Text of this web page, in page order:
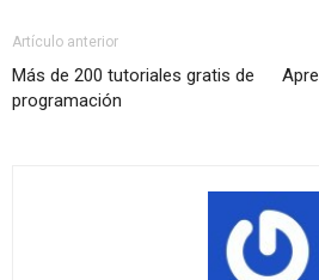
Artículo anterior
Más de 200 tutoriales gratis de
programación